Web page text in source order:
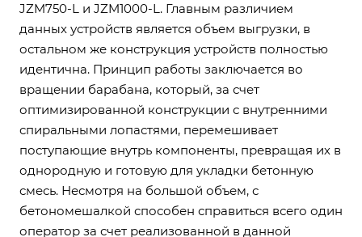
JZM750-L и JZM1000-L. Главным различием
данных устройств является объем выгрузки, в
остальном же конструкция устройств полностью
идентична. Принцип работы заключается во
вращении барабана, который, за счет
оптимизированной конструкции с внутренними
спиральными лопастями, перемешивает
поступающие внутрь компоненты, превращая их в
однородную и готовую для укладки бетонную
смесь. Несмотря на большой объем, с
бетономешалкой способен справиться всего один
оператор за счет реализованной в данной